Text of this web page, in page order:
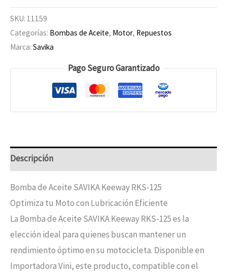
SKU: 11159
Categorías: Bombas de Aceite, Motor, Repuestos
Marca: Savika
Pago Seguro Garantizado
Descripción
Bomba de Aceite SAVIKA Keeway RKS-125
Optimiza tu Moto con Lubricación Eficiente
La Bomba de Aceite SAVIKA Keeway RKS-125 es la
elección ideal para quienes buscan mantener un
rendimiento óptimo en su motocicleta. Disponible en
Importadora Vini, este producto, compatible con el